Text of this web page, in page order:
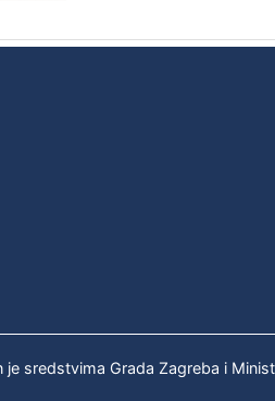
sredstvima Grada Zagreba i